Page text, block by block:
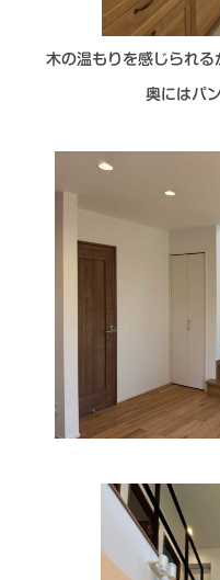
木の温もりを感じられる
奥にはパ